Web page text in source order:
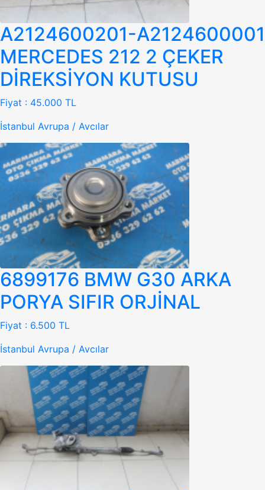
A2124600201-A2124600001
MERCEDES 212 2 ÇEKER
DİREKSİYON KUTUSU
Fiyat : 45.000 TL
İstanbul Avrupa / Avcılar
6899176 BMW G30 ARKA
PORYA SIFIR ORJİNAL
Fiyat : 6.500 TL
İstanbul Avrupa / Avcılar